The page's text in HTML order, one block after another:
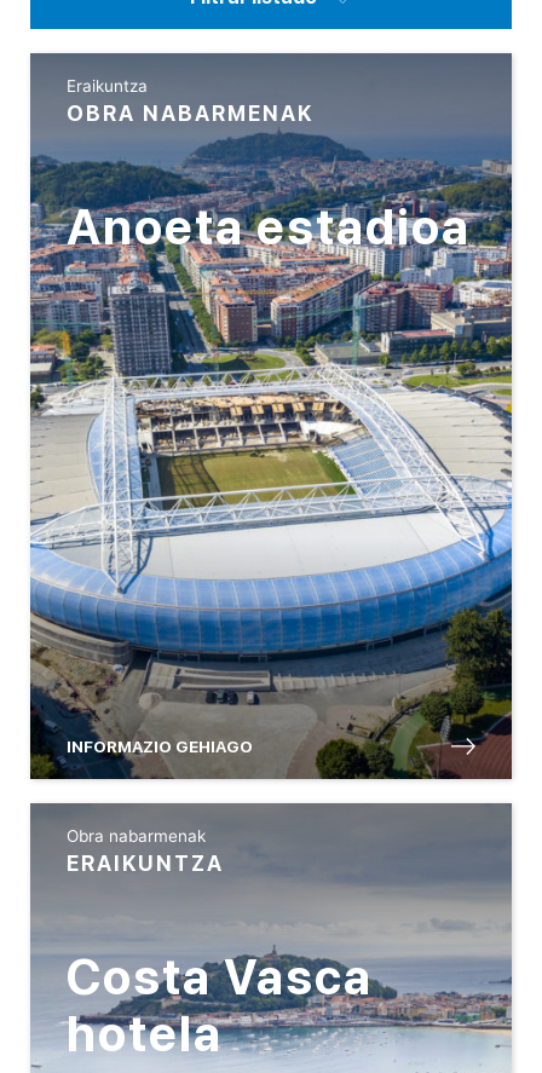
Eraikuntza
OBRA NABARMENAK
Anoeta estadioa
INFORMAZIO GEHIAGO
Obra nabarmenak
ERAIKUNTZA
Costa Vasca
hotela